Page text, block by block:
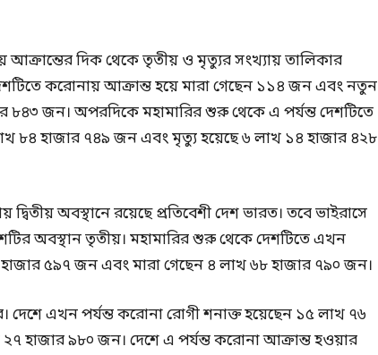
দিক থেকে তৃতীয় ও মৃত্যুর সংখ্যায় তালিকার
করোনায় আক্রান্ত হয়ে মারা গেছেন ১১৪ জন এবং নতুন
৮৪৩ জন। অপরদিকে মহামারির শুরু থেকে এ পর্যন্ত দেশটিতে
৮৪ হাজার ৭৪৯ জন এবং মৃত্যু হয়েছে ৬ লাখ ১৪ হাজার ৪২৮
অবস্থানে রয়েছে প্রতিবেশী দেশ ভারত। তবে ভাইরাসে
অবস্থান তৃতীয়। মহামারির শুরু থেকে দেশটিতে এখন
৫৯৭ জন এবং মারা গেছেন ৪ লাখ ৬৮ হাজার ৭৯০ জন।
দেশে এখন পর্যন্ত করোনা রোগী শনাক্ত হয়েছেন ১৫ লাখ ৭৬
হাজার ৯৮০ জন। দেশে এ পর্যন্ত করোনা আক্রান্ত হওয়ার